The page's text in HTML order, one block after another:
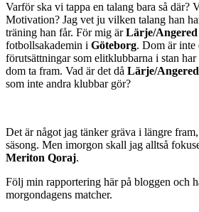
Varför ska vi tappa en talang bara så där?
Motivation? Jag vet ju vilken talang han
träning han får. För mig ärLärje/
fotbollsakademin i Göteborg. Dom är inte
förutsättningar som elitklubbarna i stan har
dom ta fram. Vad är det då Lärje/Angered
som inte andra klubbar gör?
Det är något jag tänker gräva i längre
säsong. Men imorgon skall jag alltså
Meriton Qoraj.
Följ min rapportering här på bloggen och
morgondagens matcher.